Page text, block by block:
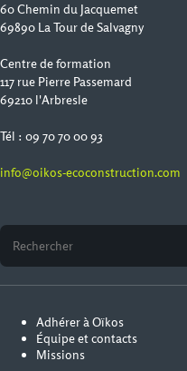
60 Chemin du Jacquemet
69890 La Tour de Salvagny
Centre de formation
117 rue Pierre Passemard
69210 l'Arbresle
Tél : 09 70 70 00 93
info@oikos-ecoconstruction.com
Adhérer à Oïkos
Équipe et contacts
Missions